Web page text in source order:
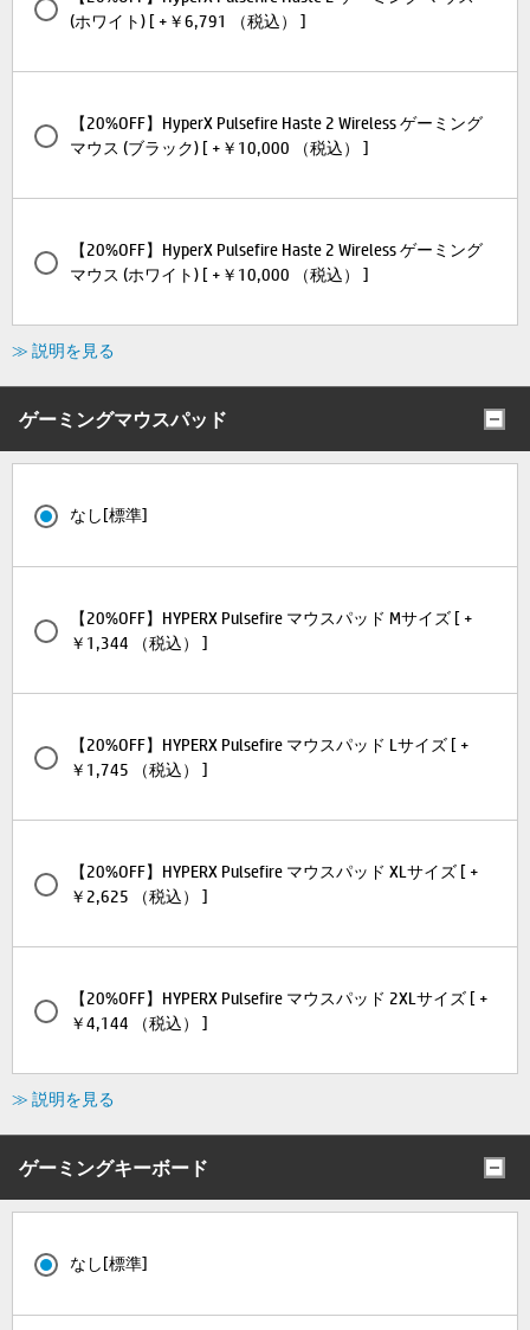
(ホワイト) [ +￥6,791 （税込） ]
【20%OFF】HyperX Pulsefire Haste 2 Wireless ゲーミング
マウス (ブラック) [ +￥10,000 （税込） ]
【20%OFF】HyperX Pulsefire Haste 2 Wireless ゲーミング
マウス (ホワイト) [ +￥10,000 （税込） ]
≫ 説明を見る
ゲーミングマウスパッド
なし[標準]
【20%OFF】HYPERX Pulsefire マウスパッド Mサイズ [ +
￥1,344 （税込） ]
【20%OFF】HYPERX Pulsefire マウスパッド Lサイズ [ +
￥1,745 （税込） ]
【20%OFF】HYPERX Pulsefire マウスパッド XLサイズ [ +
￥2,625 （税込） ]
【20%OFF】HYPERX Pulsefire マウスパッド 2XLサイズ [ +
￥4,144 （税込） ]
≫ 説明を見る
ゲーミングキーボード
なし[標準]